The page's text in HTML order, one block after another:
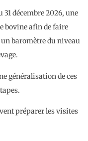
31 décembre 2026, une
bovine afin de faire
baromètre du niveau
généralisation de ces
préparer les visites